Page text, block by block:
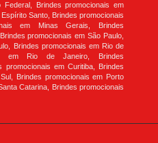
Federal, Brindes promocionais em
Santo, Brindes promocionais
em Minas Gerais, Brindes
promocionais em São Paulo,
Brindes promocionais em Rio de
em Rio de Janeiro, Brindes
promocionais em Curitiba, Brindes
Brindes promocionais em Porto
Catarina, Brindes promocionais